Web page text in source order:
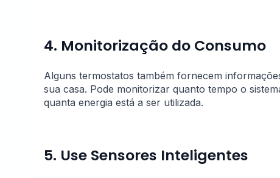
4. Monitorização do Consumo
Alguns termostatos também fornecem
sua casa. Pode monitorizar quanto tempo o
quanta energia está a ser utilizada.
5. Use Sensores Inteligentes